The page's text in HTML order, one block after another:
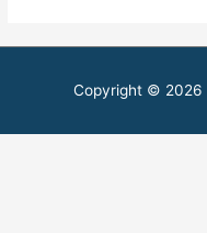
Copyright © 2026